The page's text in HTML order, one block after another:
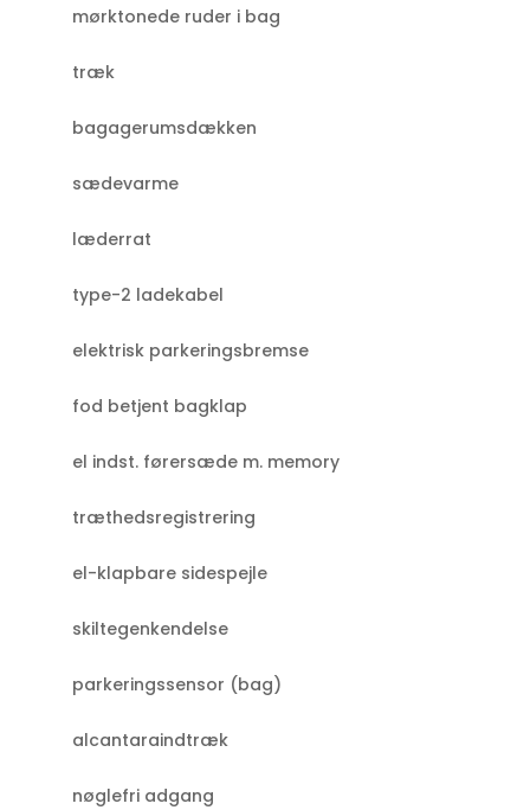
mørktonede ruder i bag
træk
bagagerumsdækken
sædevarme
læderrat
type-2 ladekabel
elektrisk parkeringsbremse
fod betjent bagklap
el indst. førersæde m. memory
træthedsregistrering
el-klapbare sidespejle
skiltegenkendelse
parkeringssensor (bag)
alcantaraindtræk
nøglefri adgang